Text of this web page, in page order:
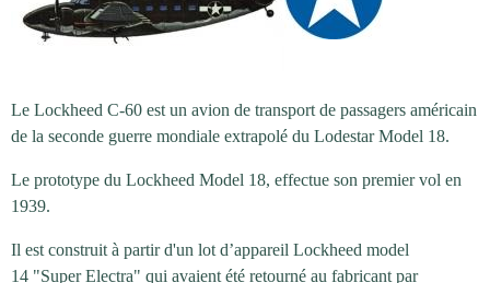
Le Lockheed C-60 est un avion de transport de passagers américain
de la seconde guerre mondiale extrapolé du Lodestar Model 18.
Le prototype du Lockheed Model 18, effectue son premier vol en
1939.
Il est construit à partir d'un lot d’appareil Lockheed model
14 "Super Electra" qui avaient été retourné au fabricant par